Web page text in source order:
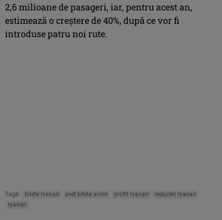
2,6 milioane de pasageri, iar, pentru acest an,
estimează o creştere de 40%, după ce vor fi
introduse patru noi rute.
Tags: bilete ryanair pret bilete avion profit ryanair
reduceri ryanair
ryanair